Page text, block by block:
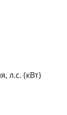
л.с. (кВт)